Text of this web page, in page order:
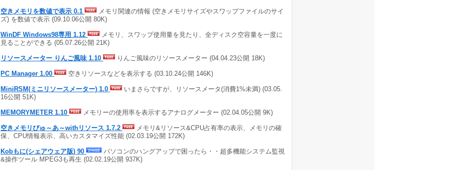
空きメモリを数値で表示 0.1
メモリ関連の情報 (空きメモリサイズやスワップファイルのサイ
ズ) を数値で表示 (09.10.06公開 80K)
WinDF Windows98専用 1.12
メモリ、スワップ使用量を見たり、全ディスク空容量を一度に
見ることができる (05.07.26公開 21K)
リソースメーター りんご風味 1.10 りんご風味のリソースメーター (04.04.23公開 18K)
PC Manager 1.00 空きリソースなどを表示する (03.10.24公開 146K)
MiniRSM(ミニリソースメーター) 1.0
いまさらですが、リソースメータ(消費1%未満) (03.05.
16公開 51K)
MEMORYMETER 1.10 メモリーの使用率を表示するアナログメーター (02.04.05公開 9K)
空きメモリびゅ～あ～withリソース 1.7.2
メモリ&リソース&CPU占有率の表示、メモリの確
保、CPU情報表示、高いカスタマイズ性能 (02.03.19公開 172K)
Kobもに(シェアウェア版) 90
パソコンのハングアップで困ったら・・超多機能システム監視
&操作ツール MPEG3も再生 (02.02.19公開 937K)